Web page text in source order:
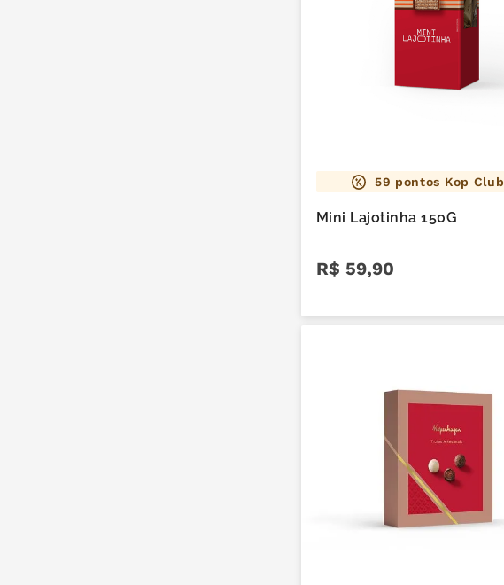
59 pontos Kop Club
Mini Lajotinha 150G
R$ 59,90